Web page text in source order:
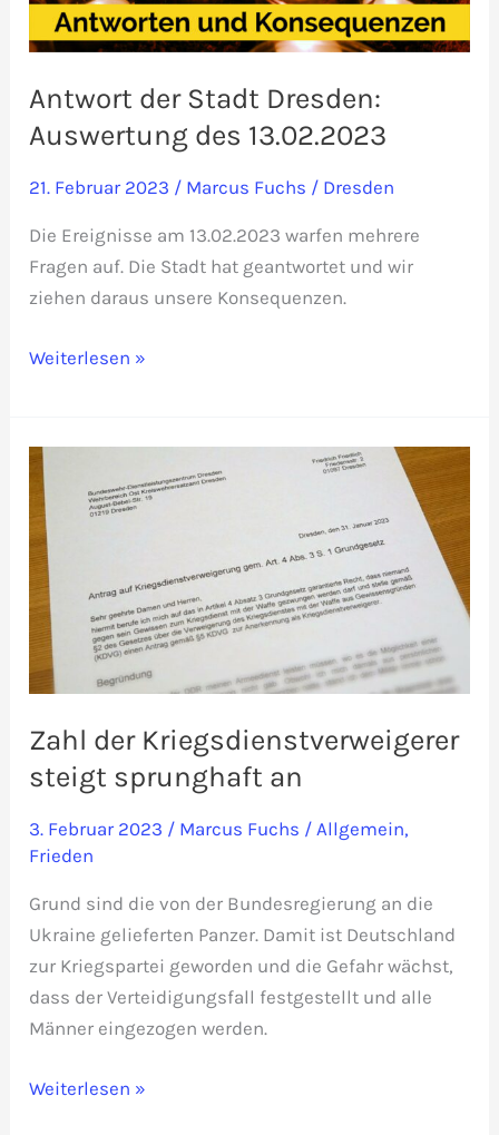
Antwort der Stadt Dresden:
Auswertung des 13.02.2023
21. Februar 2023 / Marcus Fuchs / Dresden
Die Ereignisse am 13.02.2023 warfen mehrere
Fragen auf. Die Stadt hat geantwortet und wir
ziehen daraus unsere Konsequenzen.
Antwort
Dresden:
Auswertung
des
13.02.2023
Weiterlesen »
Zahl der Kriegsdienstverweigerer
steigt sprunghaft an
3. Februar 2023 / Marcus Fuchs /Allgemein,
Frieden
Grund sind die von der Bundesregierung an die
Ukraine gelieferten Panzer. Damit ist Deutschland
zur Kriegspartei geworden und die Gefahr wächst,
dass der Verteidigungsfall festgestellt und alle
Männer eingezogen werden.
Zahl
Weiterlesen »